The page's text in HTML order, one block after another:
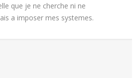
que je ne cherche ni ne
a imposer mes systemes.